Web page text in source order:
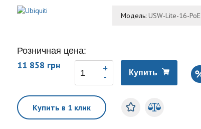
Модель:USW-Lite-16-PoE
Розничная цена:
11 858 грн
Купить
Купить в 1 клик